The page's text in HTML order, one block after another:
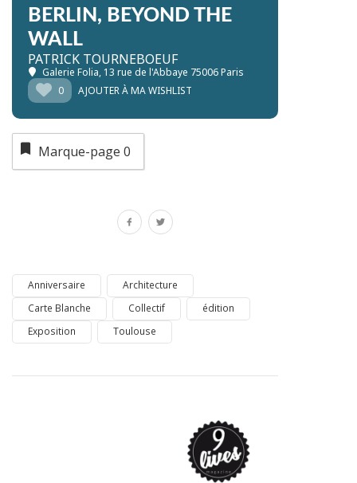
BERLIN, BEYOND THE
WALL
PATRICK TOURNEBOEUF
Galerie Folia, 13 rue de l'Abbaye 75006 Paris
0
AJOUTER À MA WISHLIST
Marque-page 0
Anniversaire
Architecture
Carte Blanche
Collectif
édition
Exposition
Toulouse